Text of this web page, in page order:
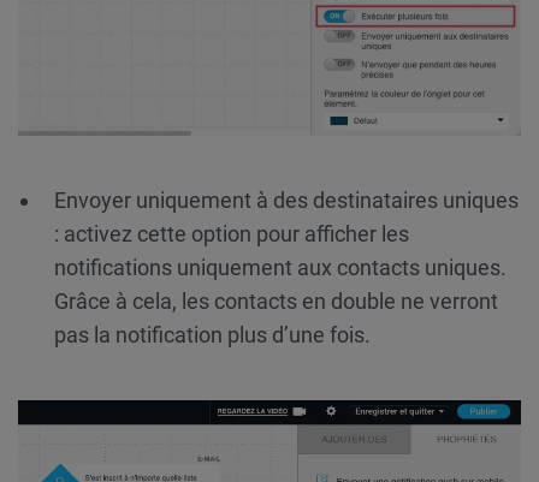
Envoyer uniquement à des destinataires uniques
: activez cette option pour afficher les
notifications uniquement aux contacts uniques.
Grâce à cela, les contacts en double ne verront
pas la notification plus d’une fois.